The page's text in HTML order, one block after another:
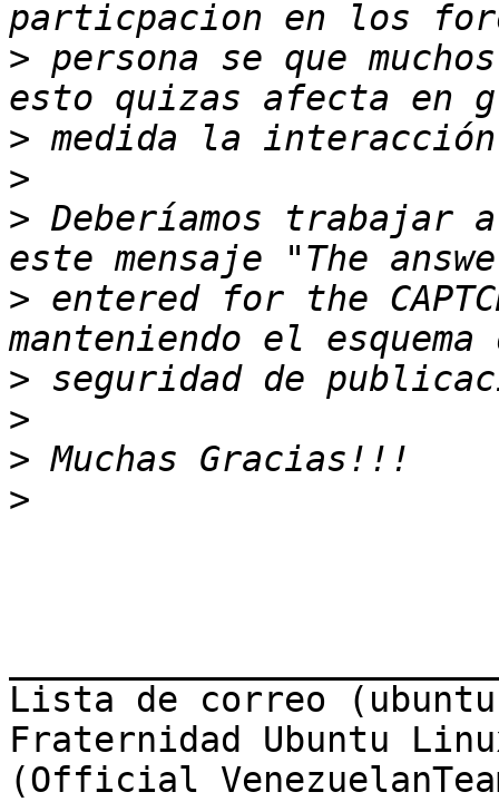
> persona se que
>
>
> Deberíamos trabajar
> entered for the
>
>
>
>
Lista de correo
Fraternidad Ubuntu
(Official